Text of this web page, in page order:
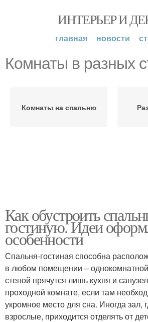
ИНТЕРЬЕР И
главная новости
Комнаты в разных
Комнаты на спальню
Как обустроить
гостиную. Идеи
особенности
Спальня-гостиная способна
в любом помещении – однокомнатной
стеной прячутся лишь кухня и
проходной комнате, если там
укромное место для сна. Иногда зал,
взрослые, приходится отделять от